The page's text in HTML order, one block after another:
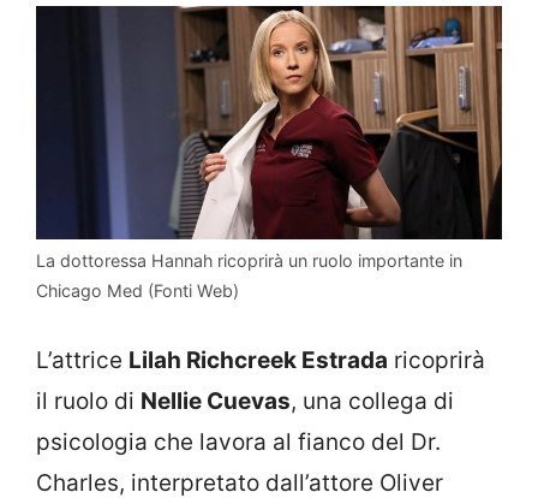
La dottoressa Hannah ricoprirà un ruolo importante in
Chicago Med (Fonti Web)
L’attrice Lilah Richcreek Estrada ricoprirà
il ruolo di Nellie Cuevas, una collega di
psicologia che lavora al fianco del Dr.
Charles, interpretato dall’attore Oliver